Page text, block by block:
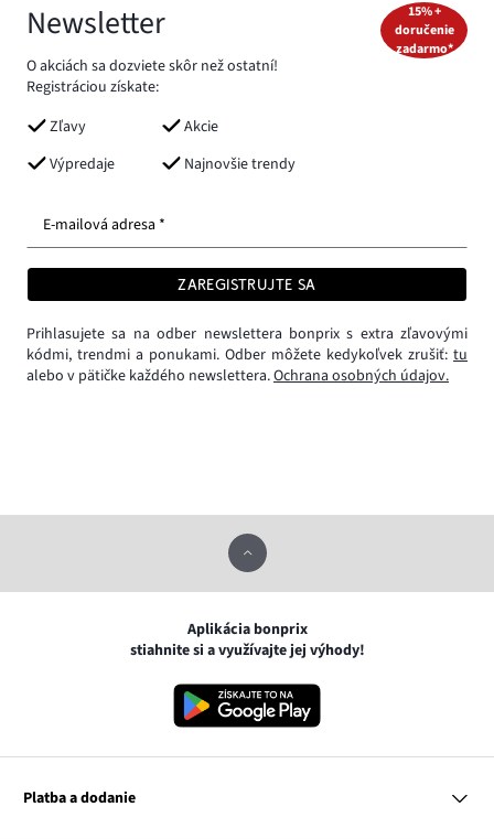
Newsletter
O akciách sa dozviete skôr než ostatní!
Registráciou získate:
Zľavy
Akcie
Výpredaje
Najnovšie trendy
15% +
doručenie
zadarmo*
E-mailová adresa *
ZAREGISTRUJTE SA
Prihlasujete sa na odber newslettera bonprix s extra zľavovými
kódmi, trendmi a ponukami. Odber môžete kedykoľvek zrušiť: tu
alebo v pätičke každého newslettera.Ochrana osobných údajov.
Aplikácia bonprix
stiahnite si a využívajte jej výhody!
Platba a dodanie